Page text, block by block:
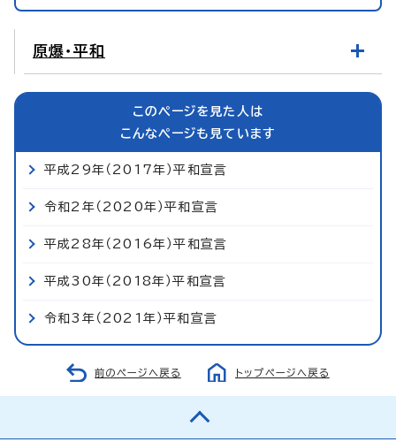
原爆・平和
このページを見た人は
こんなページも見ています
平成29年（2017年）平和宣言
令和2年（2020年）平和宣言
平成28年（2016年）平和宣言
平成30年（2018年）平和宣言
令和3年（2021年）平和宣言
前のページへ戻る トップページへ戻る